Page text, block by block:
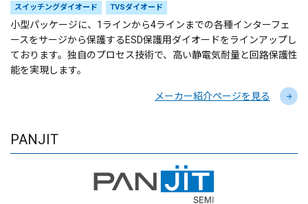
スイッチングダイオード
TVSダイオード
小型パッケージに、1ラインから4ラインまでの各種インターフェ
ースをサージから保護するESD保護用ダイオードをラインアップし
ております。独自のプロセス技術で、高い静電気耐量と回路保護性
能を実現します。
メーカー紹介ページを見る
PANJIT